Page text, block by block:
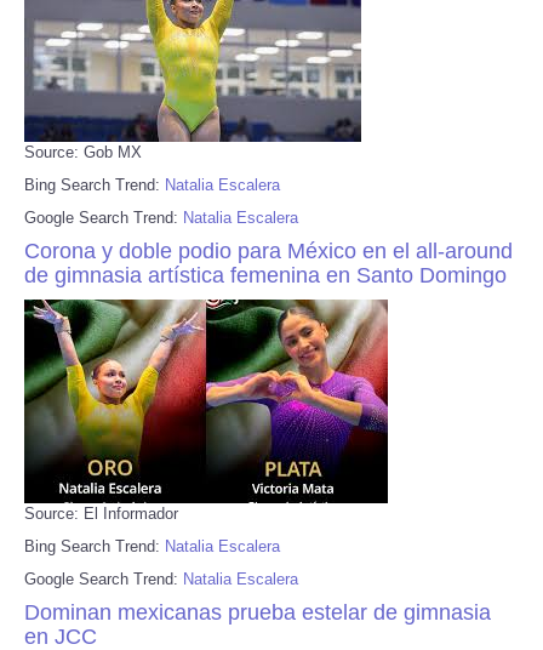
Source: Gob MX
Bing Search Trend: Natalia Escalera
Google Search Trend: Natalia Escalera
Corona y doble podio para México en el all-around
de gimnasia artística femenina en Santo Domingo
Source: El Informador
Bing Search Trend: Natalia Escalera
Google Search Trend: Natalia Escalera
Dominan mexicanas prueba estelar de gimnasia
en JCC